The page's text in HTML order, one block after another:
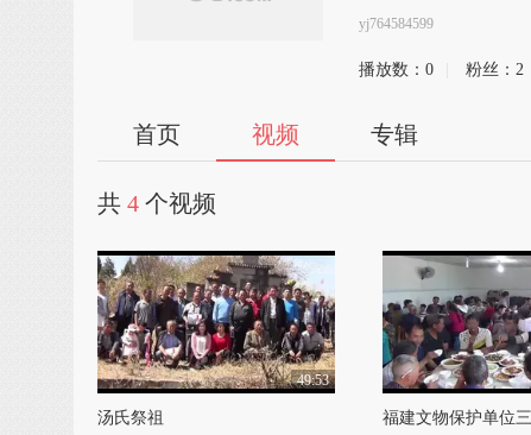
yj764584599
播放数： 0 粉丝： 2
首页 视频 专辑
共 4 个视频
49:53
汤氏祭祖 福建文物保护单位